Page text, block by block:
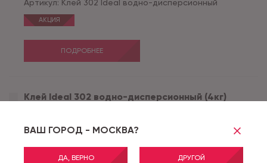
ВАШ ГОРОД - МОСКВА?
ДА, ВЕРНО ДРУГОЙ
Артикул: Клей 302 Ideal водно-дисперсионный
АКЦИЯ
ПОДРОБНЕЕ
Клей Ideal 302 водно-дисперсионный (4кг)